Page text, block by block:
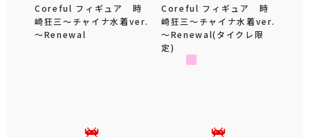
Coreful フィギュア 時
崎狂三～チャイナ水着ver.
～Renewal
Coreful フィギュア 時
崎狂三～チャイナ水着ver.
～Renewal(タイクレ限
定)